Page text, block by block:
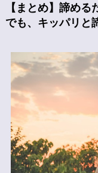
【まとめ】諦める
でも、キッパリと